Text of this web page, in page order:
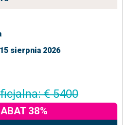
sierpnia 2026
€ 5400
38%